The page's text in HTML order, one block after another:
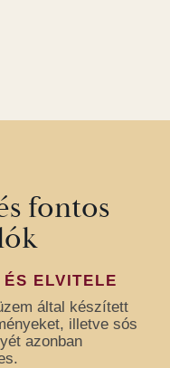
fontos
ELVITELE
által készített
illetve sós
azonban